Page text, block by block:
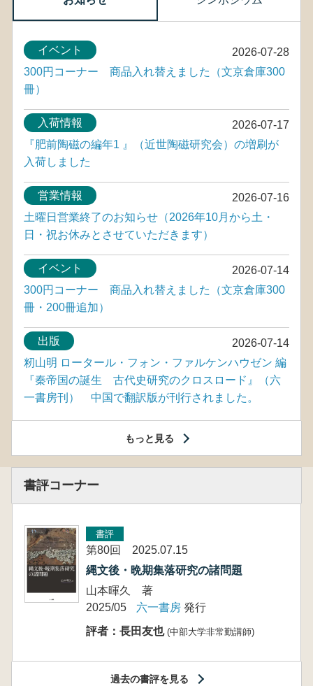
2026-07-28
イベント
300円コーナー 商品入れ替えました（文京倉庫300
冊）
2026-07-17
入荷情報
『肥前陶磁の編年1 』（近世陶磁研究会）の増刷が
入荷しました
2026-07-16
営業情報
土曜日営業終了のお知らせ（2026年10月から土・
日・祝お休みとさせていただきます）
2026-07-14
イベント
300円コーナー 商品入れ替えました（文京倉庫300
冊・200冊追加）
2026-07-14
出版
籾山明 ロータール・フォン・ファルケンハウゼン 編
『秦帝国の誕生 古代史研究のクロスロード』（六
一書房刊） 中国で翻訳版が刊行されました。
もっと見る
書評コーナー
書評
第80回 2025.07.15
縄文後・晩期集落研究の諸問題
山本暉久 著
2025/05
六一書房 発行
評者：長田友也 (中部大学非常勤講師)
過去の書評を見る